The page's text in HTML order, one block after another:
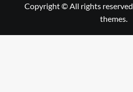
Copyright © All rights reserved.
themes.